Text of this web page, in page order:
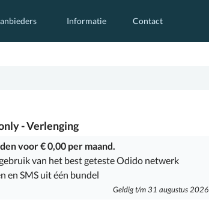
Informatie Contact
- Verlenging
voor € 0,00 per maand.
van het best geteste Odido netwerk
en SMS uit één bundel
Geldig t/m 31 augustus 2026